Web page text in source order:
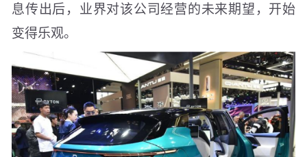
息传出后，业界对该公司经营的未来期望，开始
变得乐观。